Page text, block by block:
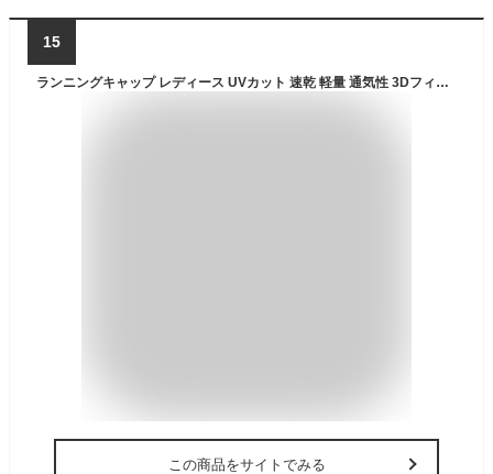
15
ランニングキャップ レディース UVカット 速乾 軽量 通気性 3Dフィット メッシュ 運動 反射素材 夜間 安全 日よけ uv ランニング 帽子 涼しい つば 長い 洗える ゴルフ 深め 夏 シンプル 大きめ スポーツ キャップ ジョギング メンズ 紫外線 無地 アウトドア 熱中症 持ち運び
この商品をサイトでみる